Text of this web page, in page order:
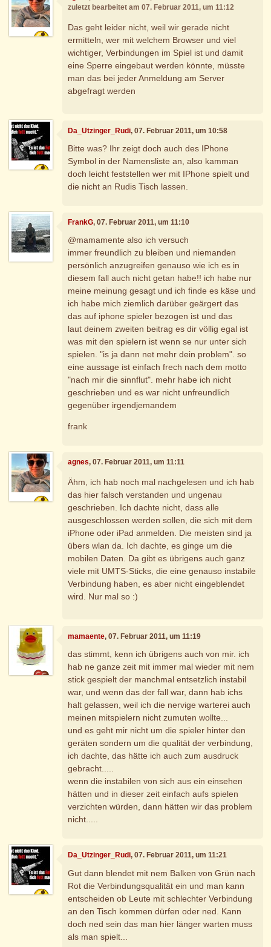
zuletzt bearbeitet am 07. Februar 2011, um 11:12
Das geht leider nicht, weil wir gerade nicht
ermitteln, wer mit welchem Browser und viel
wichtiger, Verbindungen im Spiel ist und damit
eine Sperre eingebaut werden könnte, müsste
man das bei jeder Anmeldung am Server
abgefragt werden
Da_Utzinger_Rudi, 07. Februar 2011, um 10:58
Bitte was? Ihr zeigt doch auch des IPhone
Symbol in der Namensliste an, also kamman
doch leicht feststellen wer mit IPhone spielt und
die nicht an Rudis Tisch lassen.
FrankG, 07. Februar 2011, um 11:10
@mamamente also ich versuch
immer freundlich zu bleiben und niemanden
persönlich anzugreifen genauso wie ich es in
diesem fall auch nicht getan habe!! ich habe nur
meine meinung gesagt und ich finde es käse und
ich habe mich ziemlich darüber geärgert das
das auf iphone spieler bezogen ist und das
laut deinem zweiten beitrag es dir völlig egal ist
was mit den spielern ist wenn se nur unter sich
spielen. "is ja dann net mehr dein problem". so
eine aussage ist einfach frech nach dem motto
"nach mir die sinnflut". mehr habe ich nicht
geschrieben und es war nicht unfreundlich
gegenüber irgendjemandem
frank
agnes, 07. Februar 2011, um 11:11
Ähm, ich hab noch mal nachgelesen und ich hab
das hier falsch verstanden und ungenau
geschrieben. Ich dachte nicht, dass alle
ausgeschlossen werden sollen, die sich mit dem
iPhone oder iPad anmelden. Die meisten sind ja
übers wlan da. Ich dachte, es ginge um die
mobilen Daten. Da gibt es übrigens auch ganz
viele mit UMTS-Sticks, die eine genauso instabile
Verbindung haben, es aber nicht eingeblendet
wird. Nur mal so :)
mamaente, 07. Februar 2011, um 11:19
das stimmt, kenn ich übrigens auch von mir. ich
hab ne ganze zeit mit immer mal wieder mit nem
stick gespielt der manchmal entsetzlich instabil
war, und wenn das der fall war, dann hab ichs
halt gelassen, weil ich die nervige warterei auch
meinen mitspielern nicht zumuten wollte...
und es geht mir nicht um die spieler hinter den
geräten sondern um die qualität der verbindung,
ich dachte, das hätte ich auch zum ausdruck
gebracht.....
wenn die instabilen von sich aus ein einsehen
hätten und in dieser zeit einfach aufs spielen
verzichten würden, dann hätten wir das problem
nicht.....
Da_Utzinger_Rudi, 07. Februar 2011, um 11:21
Gut dann blendet mit nem Balken von Grün nach
Rot die Verbindungsqualität ein und man kann
entscheiden ob Leute mit schlechter Verbindung
an den Tisch kommen dürfen oder ned. Kann
doch ned sein das man hier länger warten muss
als man spielt...